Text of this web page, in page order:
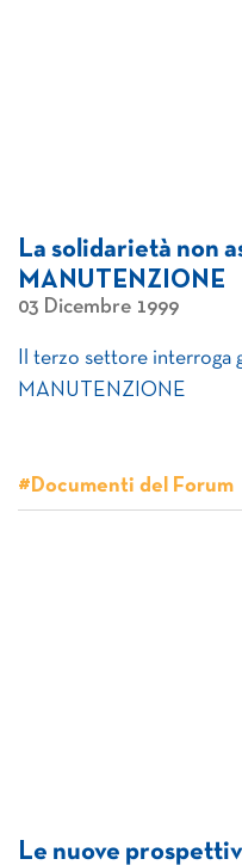
La solidarietà non
MANUTENZIONE
03 Dicembre 1999
Il terzo settore interroga
MANUTENZIONE
#Documenti del Forum
Le nuove